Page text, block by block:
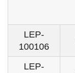
LEP-
100106
LEP-